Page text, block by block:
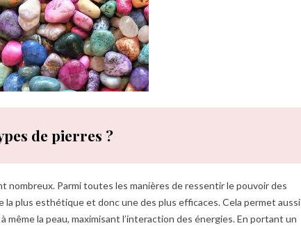
de pierres ?
Parmi toutes les manières de ressentir le pouvoir des
plus esthétique et donc une des plus efficaces. Cela permet aussi
la peau, maximisant l’interaction des énergies. En portant un